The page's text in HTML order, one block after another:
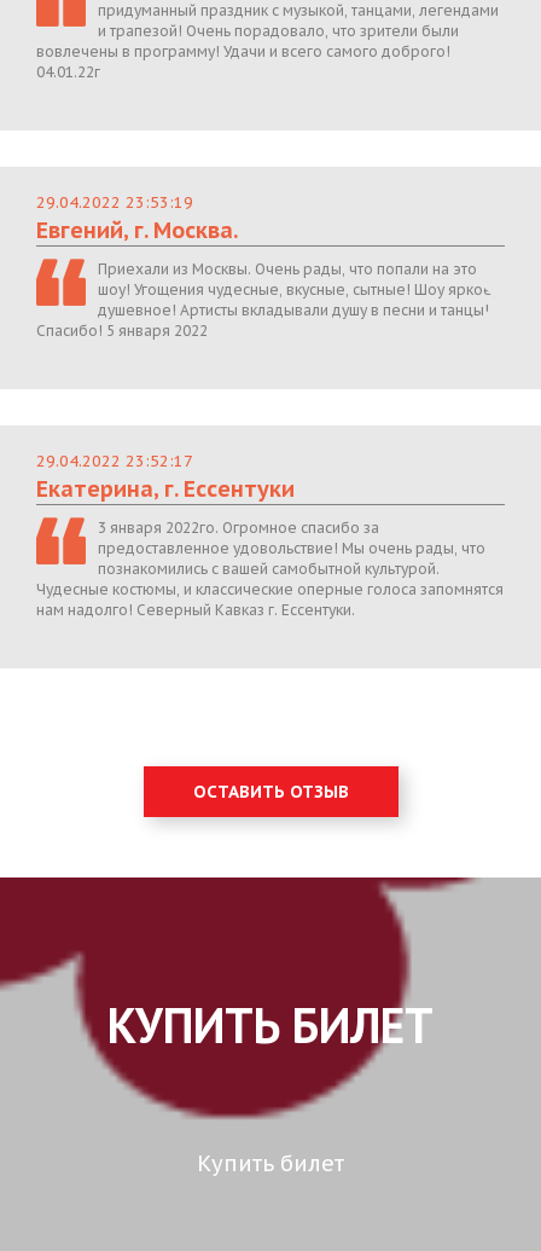
придуманный праздник с музыкой, танцами, легендами
и трапезой! Очень порадовало, что зрители были
вовлечены в программу! Удачи и всего самого доброго!
04.01.22г
29.04.2022 23:53:19
Евгений, г. Москва.
Приехали из Москвы. Очень рады, что попали на это
шоу! Угощения чудесные, вкусные, сытные! Шоу яркое,
душевное! Артисты вкладывали душу в песни и танцы!
Спасибо! 5 января 2022
29.04.2022 23:52:17
Екатерина, г. Ессентуки
3 января 2022го. Огромное спасибо за
предоставленное удовольствие! Мы очень рады, что
познакомились с вашей самобытной культурой.
Чудесные костюмы, и классические оперные голоса запомнятся
нам надолго! Северный Кавказ г. Ессентуки.
ОСТАВИТЬ ОТЗЫВ
КУПИТЬ БИЛЕТ
Купить билет